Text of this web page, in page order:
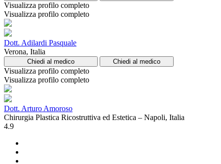
Visualizza profilo completo
Visualizza profilo completo
Dott. Adilardi Pasquale
Verona, Italia
Chiedi al medico Chiedi al medico
Visualizza profilo completo
Visualizza profilo completo
Dott. Arturo Amoroso
Chirurgia Plastica Ricostruttiva ed Estetica – Napoli, Italia
4.9